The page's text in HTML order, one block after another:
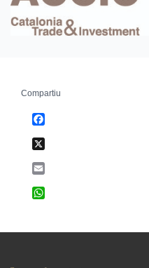
Compartiu